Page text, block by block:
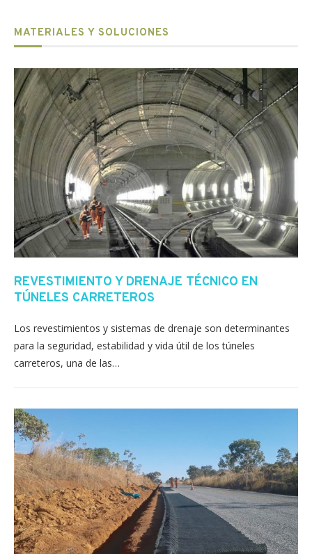
MATERIALES Y SOLUCIONES
REVESTIMIENTO Y DRENAJE TÉCNICO EN
TÚNELES CARRETEROS
Los revestimientos y sistemas de drenaje son determinantes
para la seguridad, estabilidad y vida útil de los túneles
carreteros, una de las…